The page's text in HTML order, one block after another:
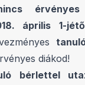
április 1-
diákod!
bérlettel